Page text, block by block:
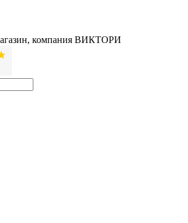
компания ВИКТОРИ